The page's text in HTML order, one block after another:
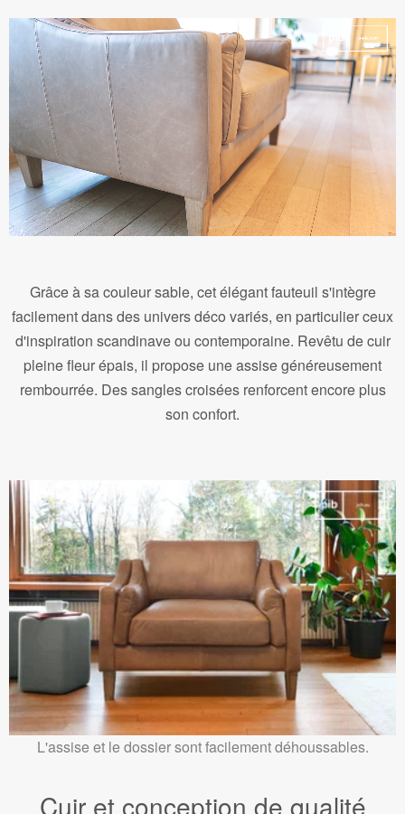
Grâce à sa couleur sable, cet élégant fauteuil s'intègre
facilement dans des univers déco variés, en particulier ceux
d'inspiration scandinave ou contemporaine. Revêtu de cuir
pleine fleur épais, il propose une assise généreusement
rembourrée. Des sangles croisées renforcent encore plus
son confort.
L'assise et le dossier sont facilement déhoussables.
Cuir et conception de qualité